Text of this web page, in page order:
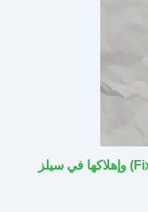
كيف تدير الأصول الثابتة (Fixed Assets) وإهلاكها في سيلز